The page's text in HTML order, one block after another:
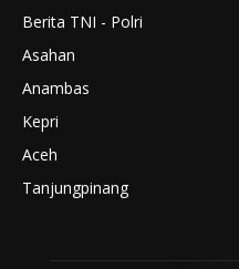
Berita TNI - Polri
Asahan
Anambas
Kepri
Aceh
Tanjungpinang